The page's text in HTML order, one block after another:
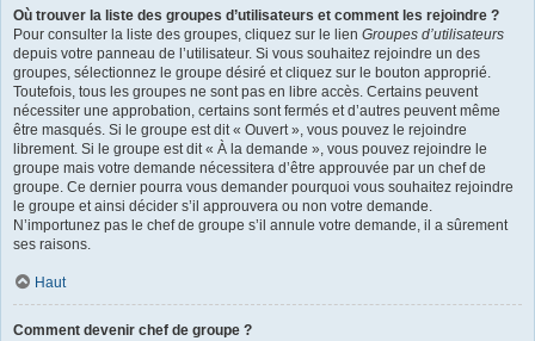
Où trouver la liste des groupes d’utilisateurs et comment les rejoindre ?
Pour consulter la liste des groupes, cliquez sur le lien Groupes d’utilisateurs
depuis votre panneau de l’utilisateur. Si vous souhaitez rejoindre un des
groupes, sélectionnez le groupe désiré et cliquez sur le bouton approprié.
Toutefois, tous les groupes ne sont pas en libre accès. Certains peuvent
nécessiter une approbation, certains sont fermés et d’autres peuvent même
être masqués. Si le groupe est dit « Ouvert », vous pouvez le rejoindre
librement. Si le groupe est dit « À la demande », vous pouvez rejoindre le
groupe mais votre demande nécessitera d’être approuvée par un chef de
groupe. Ce dernier pourra vous demander pourquoi vous souhaitez rejoindre
le groupe et ainsi décider s’il approuvera ou non votre demande.
N’importunez pas le chef de groupe s’il annule votre demande, il a sûrement
ses raisons.
Haut
Comment devenir chef de groupe ?